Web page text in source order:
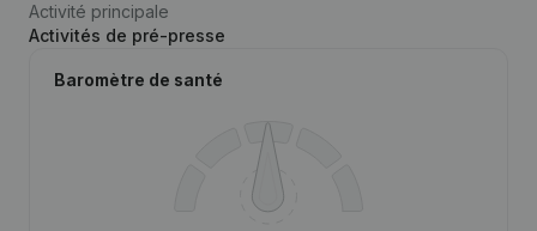
Activité principale
Activités de pré-presse
Baromètre de santé